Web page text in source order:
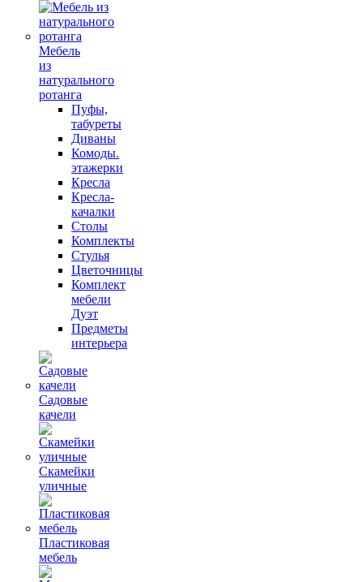
Мебель
из
натурального
ротанга
Пуфы,
табуреты
Диваны
Комоды.
этажерки
Кресла
Кресла-
качалки
Столы
Комплекты
Стулья
Цветочницы
Комплект
мебели
Дуэт
Предметы
интерьера
Садовые
качели
Скамейки
уличные
Пластиковая
мебель